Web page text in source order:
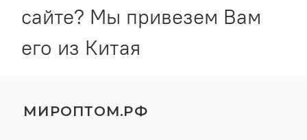
сайте? Мы привезем Вам
его из Китая
МИРОПТОМ.РФ